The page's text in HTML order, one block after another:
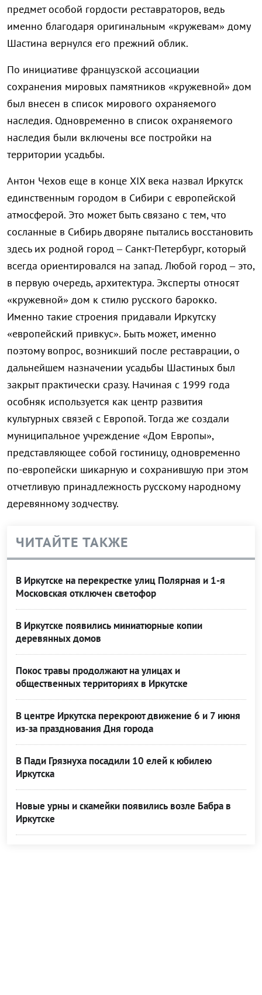
предмет особой гордости реставраторов, ведь
именно благодаря оригинальным «кружевам» дому
Шастина вернулся его прежний облик.
По инициативе французской ассоциации
сохранения мировых памятников «кружевной» дом
был внесен в список мирового охраняемого
наследия. Одновременно в список охраняемого
наследия были включены все постройки на
территории усадьбы.
Антон Чехов еще в конце XIX века назвал Иркутск
единственным городом в Сибири с европейской
атмосферой. Это может быть связано с тем, что
сосланные в Сибирь дворяне пытались восстановить
здесь их родной город – Санкт-Петербург, который
всегда ориентировался на запад. Любой город – это,
в первую очередь, архитектура. Эксперты относят
«кружевной» дом к стилю русского барокко.
Именно такие строения придавали Иркутску
«европейский привкус». Быть может, именно
поэтому вопрос, возникший после реставрации, о
дальнейшем назначении усадьбы Шастиных был
закрыт практически сразу. Начиная с 1999 года
особняк используется как центр развития
культурных связей с Европой. Тогда же создали
муниципальное учреждение «Дом Европы»,
представляющее собой гостиницу, одновременно
по-европейски шикарную и сохранившую при этом
отчетливую принадлежность русскому народному
деревянному зодчеству.
ЧИТАЙТЕ ТАКЖЕ
В Иркутске на перекрестке улиц Полярная и 1-я
Московская отключен светофор
В Иркутске появились миниатюрные копии
деревянных домов
Покос травы продолжают на улицах и
общественных территориях в Иркутске
В центре Иркутска перекроют движение 6 и 7 июня
из‑за празднования Дня города
В Пади Грязнуха посадили 10 елей к юбилею
Иркутска
Новые урны и скамейки появились возле Бабра в
Иркутске